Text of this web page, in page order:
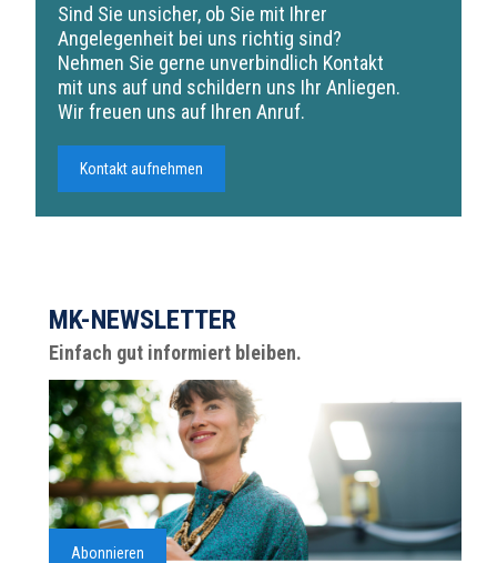
Sind Sie unsicher, ob Sie mit Ihrer
Angelegenheit bei uns richtig sind?
Nehmen Sie gerne unverbindlich Kontakt
mit uns auf und schildern uns Ihr Anliegen.
Wir freuen uns auf Ihren Anruf.
Kontakt aufnehmen
MK-NEWSLETTER
Einfach gut informiert bleiben.
Abonnieren